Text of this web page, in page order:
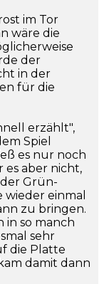
im Tor
wäre die
der
in der
für die
erzählt",
Spiel
es nur noch
es aber nicht,
Grün-
wieder einmal
zu bringen.
in so manch
sehr
die Platte
damit dann